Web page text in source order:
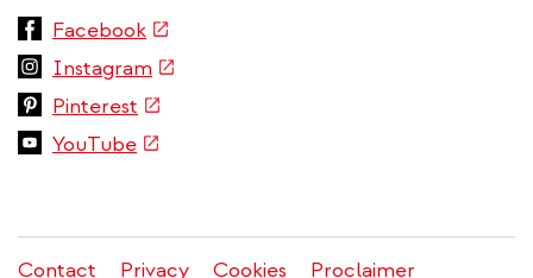
Facebook(externe
link)
Instagram (externe
link)
Pinterest (externe
link)
YouTube(externe
Contact Privacy Cookies Proclaimer